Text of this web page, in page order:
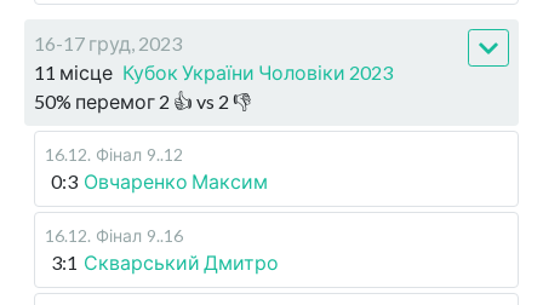
16-17 груд, 2023
11 місце Кубок України Чоловіки 2023
50% перемог 2 👍 vs 2 👎
16.12. Фінал 9..12
0:3 Овчаренко Максим
16.12. Фінал 9..16
3:1 Скварський Дмитро